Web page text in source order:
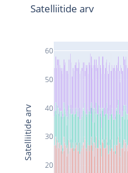
20
30
40
50
60
Satelliitide arv
Satelliitide arv